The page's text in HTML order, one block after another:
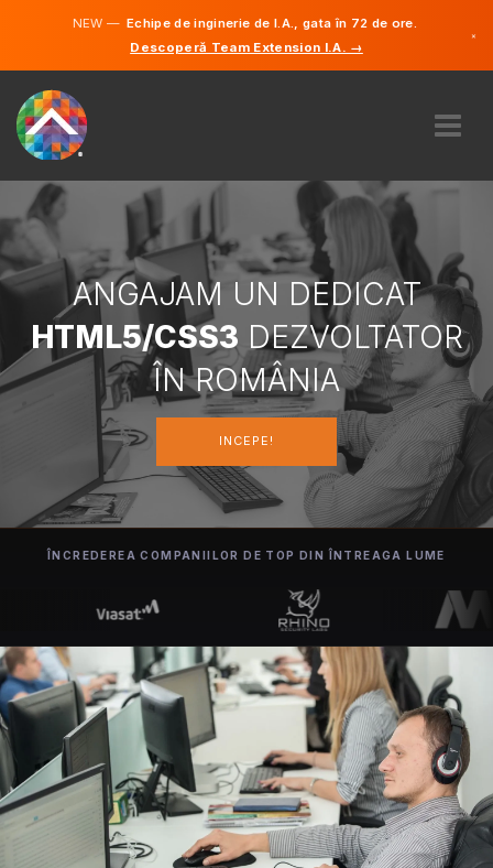
NEW —Echipe de inginerie de I.A., gata în 72 de ore.
Descoperă Team Extension I.A. →
×
DESPRE NOI
EXPERTIZĂ
CUM FUNCTIONEAZÃ?
CARIERE
ANGAJA
ROMÂNIA
INCEPE
Română
ANGAJAM UN DEDICAT
HTML5/CSS3 DEZVOLTATOR
ÎN ROMÂNIA
INCEPE!
ÎNCREDEREA COMPANIILOR DE TOP DIN ÎNTREAGA LUME